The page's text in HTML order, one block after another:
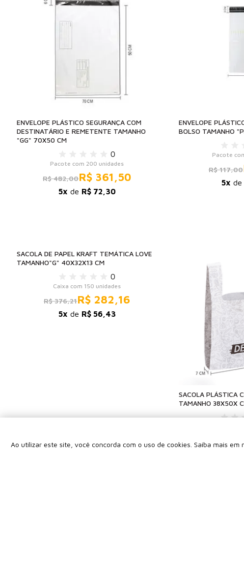
Ao utilizar este site, você concorda com o uso de cookies. Saiba mais em
ENVELOPE PLÁSTICO SEGURANÇA COM
DESTINATÁRIO E REMETENTE TAMANHO
"GG" 70X50 CM
0
Pacote com 200 unidades
R$ 482,00R$ 361,50
5x de R$ 72,30
ENVELOPE
BOLSO TAMANHO
Pacote
R$ 117,00
5x de
SACOLA DE PAPEL KRAFT TEMÁTICA LOVE
TAMANHO"G" 40X32X13 CM
0
Caixa com 150 unidades
R$ 282,16
SACOLA PLÁSTICA
200